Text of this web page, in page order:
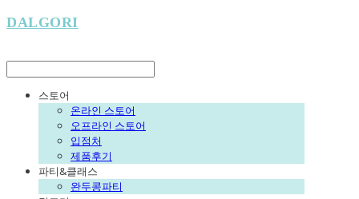
DALGORI
스토어
온라인 스토어
오프라인 스토어
입점처
제품후기
파티&클래스
완두콩파티